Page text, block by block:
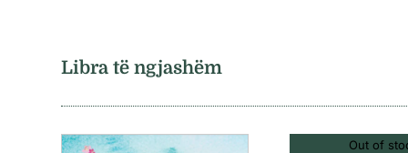
Libra të ngjashëm
Out of